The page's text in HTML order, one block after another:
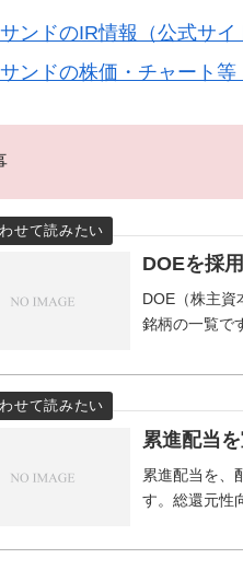
ンドのIR情報（公式サイ
ンドの株価・チャート等
DOEを採
DOE（株主資
銘柄の一覧で
累進配当
累進配当を、
す。総還元性